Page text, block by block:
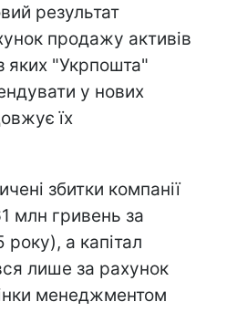
результат
продажу активів
яких "Укрпошта"
у нових
їх
збитки компанії
млн гривень за
а капітал
лише за рахунок
менеджментом